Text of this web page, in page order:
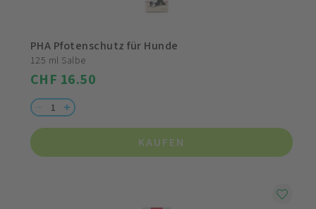
PHA Pfotenschutz für Hunde
125 ml Salbe
CHF 16.50
KAUFEN